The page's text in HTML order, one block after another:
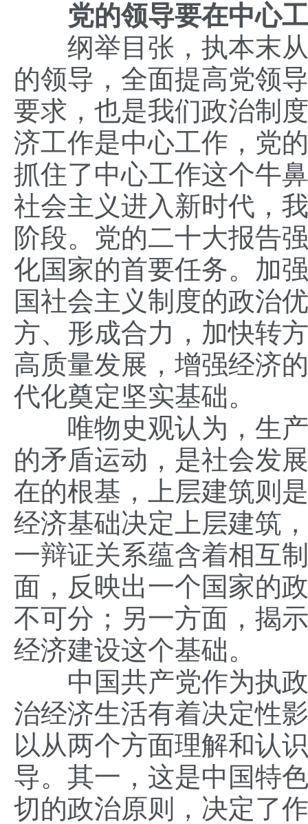
党的领导要在中心工
纲举目张，执本末从
的领导，全面提高党领
要求，也是我们政治制
济工作是中心工作，党
抓住了中心工作这个牛
社会主义进入新时代，
阶段。党的二十大报告
化国家的首要任务。加
国社会主义制度的政治
方、形成合力，加快转
高质量发展，增强经济
代化奠定坚实基础。
唯物史观认为，生产
的矛盾运动，是社会发
在的根基，上层建筑则
经济基础决定上层建筑
一辩证关系蕴含着相互
面，反映出一个国家的
不可分；另一方面，揭
经济建设这个基础。
中国共产党作为执政
治经济生活有着决定性
以从两个方面理解和认
导。其一，这是中国特
切的政治原则，决定了